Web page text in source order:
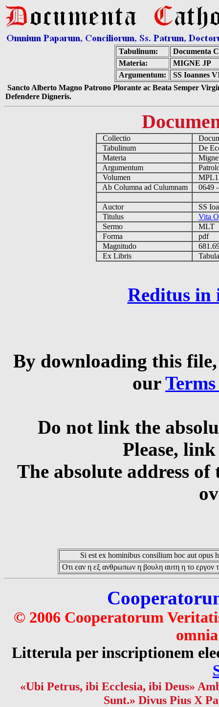
Tabulinum:
Documenta
Materia:
MIGNE JP
Argumentum:
SS Ioannes
Sancto Alberto Magno Patrono Plorante ac Beata Semper
Defendere Digneris.
Collectio
Tabulinum
De
Materia
Argumentum
Volumen
Ab Columna ad Culumnam
0649
Auctor
SS
Titulus
Vita
Sermo
MLT
Forma
pdf
Magnitudo
Ex Libris
Reditus in
By downloading this
our
Do not link the
Please,
The absolute address
Si est ex hominibus consilium hoc aut opus
Οτι εαν η εξ ανθρωπων η βουλη αυτη η το εργον
© 2006 Cooperatorum
Litterula per inscriptionem
«Ubi Petrus, ibi Ecclesia, ibi Deus»
Sunt.» Divus Pius X